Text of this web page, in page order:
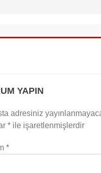
YAPIN
adresiniz
* ile işaretlenmişlerdir
*